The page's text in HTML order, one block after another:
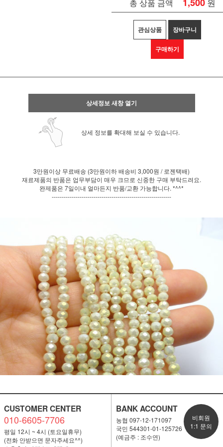
총 상품 금액
관심상품 장바구니
구매하기
상세정보 새창 열기
상세 정보를 확대해 보실 수 있습니다.
3만원이상 무료배송 (3만원이하 배송비 3,000원 / 로젠택배)
재료제품의 반품은 업무부담이 매우 크므로 신중한 구매 부탁드려요.
완제품은 7일이내 얼마든지 반품/교환 가능합니다. *^^*
------------------------------------------------------------
CUSTOMER CENTER
010-6605-7706
평일 12시 ~ 4시 (토요일휴무)
(전화 안받으면 문자주세요^^)
BANK ACCOUNT
농협 097-12-171097
국민 544301-01-125726
(예금주 : 조수연)
비회원
1:1 문의